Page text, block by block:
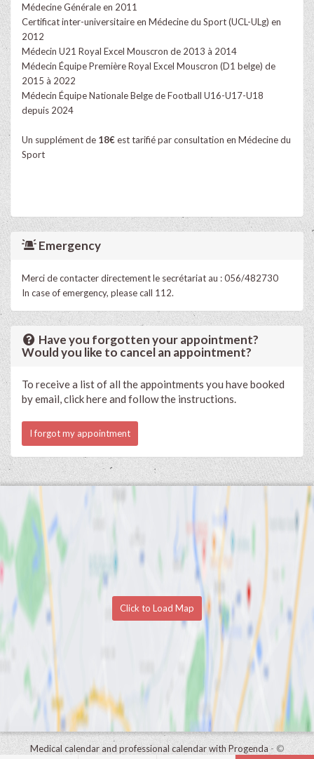
Médecine Générale en 2011
Certificat inter-universitaire en Médecine du Sport (UCL-ULg) en
2012
Médecin U21 Royal Excel Mouscron de 2013 à 2014
Médecin Équipe Première Royal Excel Mouscron (D1 belge) de
2015 à 2022
Médecin Équipe Nationale Belge de Football U16-U17-U18
depuis 2024
Un supplément de 18€est tarifié par consultation en Médecine du
Sport
Emergency
Merci de contacter directement le secrétariat au : 056/482730
In case of emergency, please call 112.
Have you forgotten your appointment?
Would you like to cancel an appointment?
To receive a list of all the appointments you have booked
by email, click here and follow the instructions.
I forgot my appointment
Click to Load Map
Medical calendar and professional calendar with Progenda - ©